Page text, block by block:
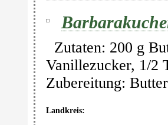
Zutaten: 200 g
Vanillezucker, 1/2
Zubereitung:
Landkreis: